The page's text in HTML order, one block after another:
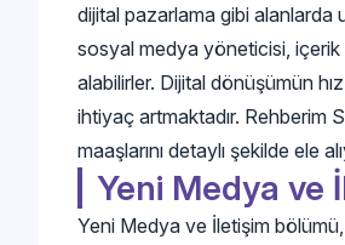
dijital pazarlama gibi alanlarda
sosyal medya yöneticisi, içerik
alabilirler. Dijital dönüşümün
ihtiyaç artmaktadır. Rehberim
maaşlarını detaylı şekilde ele
Yeni Medya ve
Yeni Medya ve İletişim